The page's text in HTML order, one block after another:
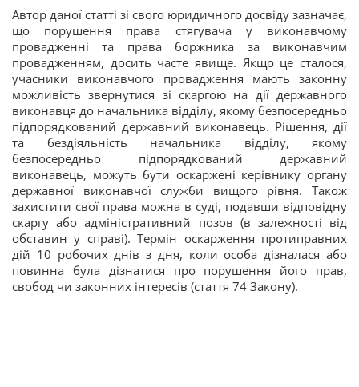
Автор даної статті зі свого юридичного досвіду зазначає,
що порушення права стягувача у виконавчому
провадженні та права боржника за виконавчим
провадженням, досить часте явище. Якщо це сталося,
учасники виконавчого провадження мають законну
можливість звернутися зі скаргою на дії державного
виконавця до начальника відділу, якому безпосередньо
підпорядкований державний виконавець. Рішення, дії
та бездіяльність начальника відділу, якому
безпосередньо підпорядкований державний
виконавець, можуть бути оскаржені керівнику органу
державної виконавчої служби вищого рівня. Також
захистити свої права можна в суді, подавши відповідну
скаргу або адміністративний позов (в залежності від
обставин у справі). Термін оскарження протиправних
дій 10 робочих днів з дня, коли особа дізналася або
повинна була дізнатися про порушення його прав,
свобод чи законних інтересів (стаття 74 Закону).